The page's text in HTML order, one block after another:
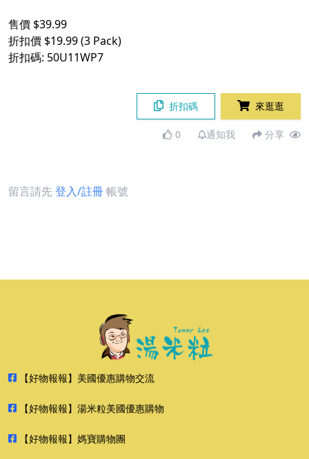
售價 $39.99
折扣價 $19.99 (3 Pack)
折扣碼: 50U11WP7
折扣碼 來逛逛
0 通知我 分享
留言請先登入/註冊帳號
【好物報報】美國優惠購物交流
【好物報報】湯米粒美國優惠購物
【好物報報】媽寶購物團